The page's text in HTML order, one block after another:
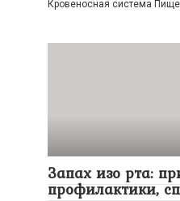
Кровеносная система
Запах изо рта:
профилактики,